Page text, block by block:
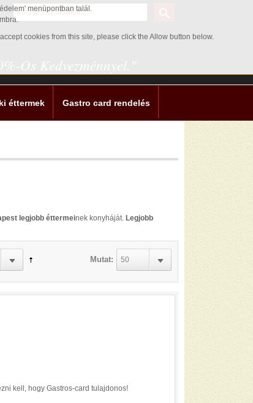
menüpontban talál.
accept cookies from this site, please click the Allow button below.
Os Kedvezménnyel."
éttermek Gastro card rendelés
legjobb éttermeinek konyháját. Legjobb
Mutat: 50
kell, hogy Gastros-card tulajdonos!